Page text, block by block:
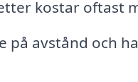
kostar oftast
på avstånd och